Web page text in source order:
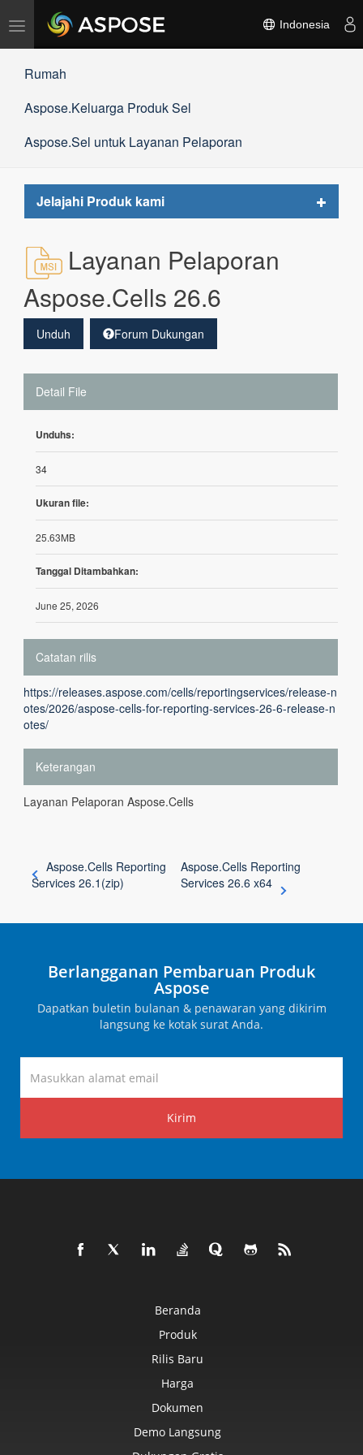
Alihkan
navigasi
Indonesia
Rumah
Aspose.Keluarga Produk Sel
Aspose.Sel untuk Layanan Pelaporan
Jelajahi Produk kami
Toggle
Layanan Pelaporan
Aspose.Cells 26.6
Unduh Forum Dukungan
Detail File
Unduhs:
34
Ukuran file:
25.63MB
Tanggal Ditambahkan:
June 25, 2026
Catatan rilis
https://releases.aspose.com/cells/reportingservices/release-n
otes/2026/aspose-cells-for-reporting-services-26-6-release-n
otes/
Keterangan
Layanan Pelaporan Aspose.Cells
Aspose.Cells Reporting
Services 26.1(zip)
Aspose.Cells Reporting
Services 26.6 x64
Berlangganan Pembaruan Produk
Aspose
Dapatkan buletin bulanan & penawaran yang dikirim
langsung ke kotak surat Anda.
Kirim
Beranda
Produk
Rilis Baru
Harga
Dokumen
Demo Langsung